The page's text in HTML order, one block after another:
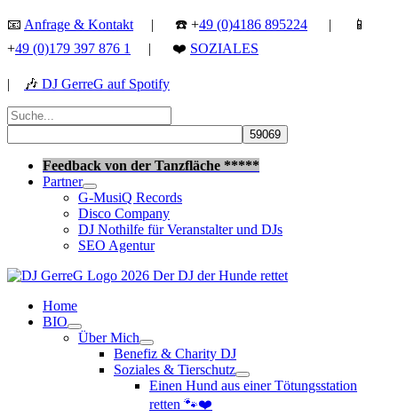
Zum
springen
📧 Anfrage & Kontakt | ☎️ +49 (0)4186 895224 | 📱
+49 (0)179 397 876 1 | ❤️ SOZIALES
| 🎶 DJ GerreG auf Spotify
Suchen
nach:
Feedback von der Tanzfläche *****
Partner
G-MusiQ Records
Disco Company
DJ Nothilfe für Veranstalter und DJs
SEO Agentur
Home
BIO
Über Mich
Benefiz & Charity DJ
Soziales & Tierschutz
Einen Hund aus einer Tötungsstation
retten 🐾❤️